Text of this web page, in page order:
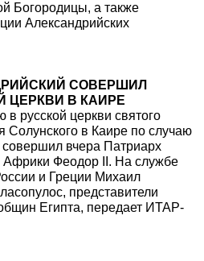
Богородицы, а также
Александрийских
СОВЕРШИЛ
ЦЕРКВИ В КАИРЕ
русской церкви святого
Солунского в Каире по случаю
совершил вчера Патриарх
Африки Феодор II. На службе
и Греции Михаил
представители
Египта, передает ИТАР-